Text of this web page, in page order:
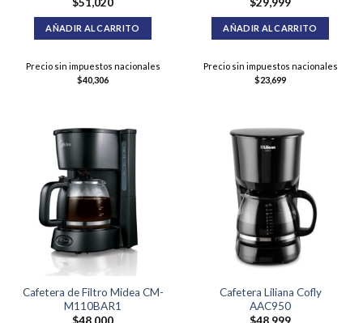
$51,020
AÑADIR AL CARRITO
Precio sin impuestos nacionales
$40,306
$29,999
AÑADIR AL CARRITO
Precio sin impuestos nacionales
$23,699
Cafetera de Filtro Midea CM-
M110BAR1
Cafetera Liliana Cofly
AAC950